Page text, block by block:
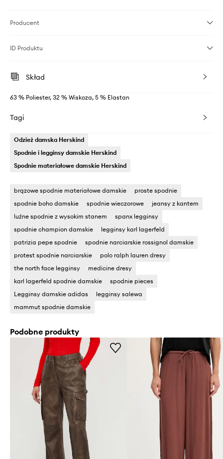
Producent
ID Produktu
Skład
63 % Poliester, 32 % Wiskoza, 5 % Elastan
Tagi
Odzież damska Herskind
Spodnie i legginsy damskie Herskind
Spodnie materiałowe damskie Herskind
brązowe spodnie materiałowe damskie
proste spodnie
spodnie boho damskie
spodnie wieczorowe
jeansy z kantem
luźne spodnie z wysokim stanem
spanx legginsy
spodnie champion damskie
legginsy karl lagerfeld
patrizia pepe spodnie
spodnie narciarskie rossignol damskie
protest spodnie narciarskie
polo ralph lauren dresy
the north face legginsy
medicine dresy
karl lagerfeld spodnie damskie
spodnie pieces
Legginsy damskie adidas
legginsy salewa
mammut spodnie damskie
Podobne produkty